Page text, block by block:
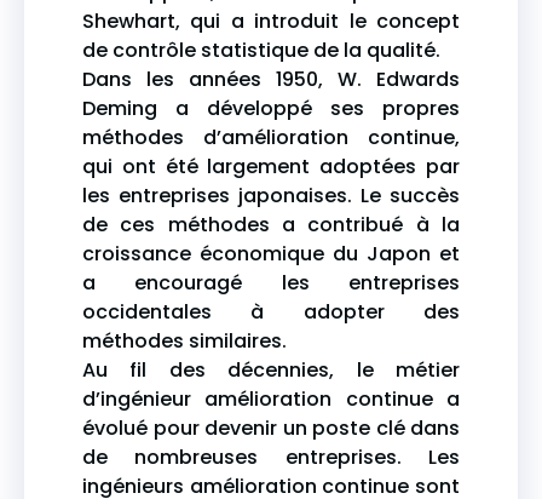
Shewhart, qui a introduit le concept
de contrôle statistique de la qualité.
Dans les années 1950, W. Edwards
Deming a développé ses propres
méthodes d’amélioration continue,
qui ont été largement adoptées par
les entreprises japonaises. Le succès
de ces méthodes a contribué à la
croissance économique du Japon et
a encouragé les entreprises
occidentales à adopter des
méthodes similaires.
Au fil des décennies, le métier
d’ingénieur amélioration continue a
évolué pour devenir un poste clé dans
de nombreuses entreprises. Les
ingénieurs amélioration continue sont